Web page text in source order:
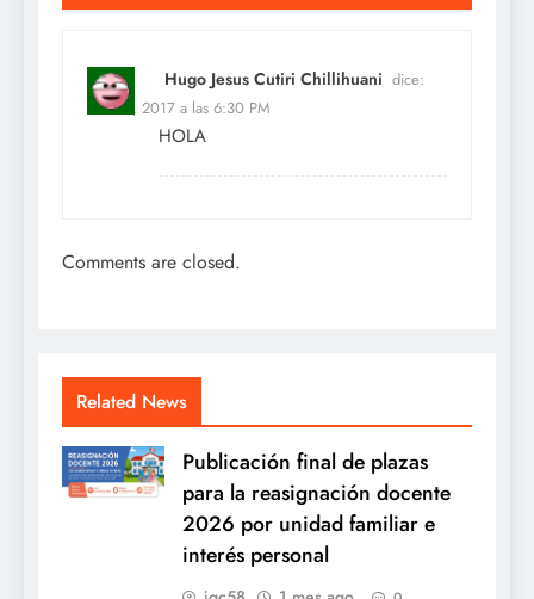
Hugo Jesus Cutiri Chillihuani dice:
Feb 16, 2017 a las 6:30 PM
HOLA
Comments are closed.
Related News
Publicación final de plazas
para la reasignación docente
2026 por unidad familiar e
interés personal